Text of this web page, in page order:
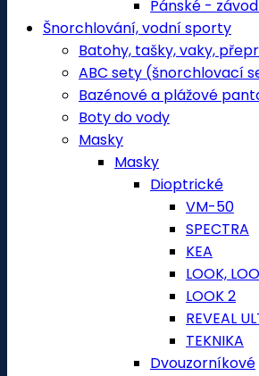
Pánské -
Šnorchlování, vodní sporty
Batohy, tašky, vaky,
ABC sety (šnorchlovací
Bazénové a plážové
Boty do vody
Masky
Masky
Dioptrické
VM-50
SPECTRA
KEA
LOOK,
LOOK 2
REVEAL
TEKNIKA
Dvouzorníkové